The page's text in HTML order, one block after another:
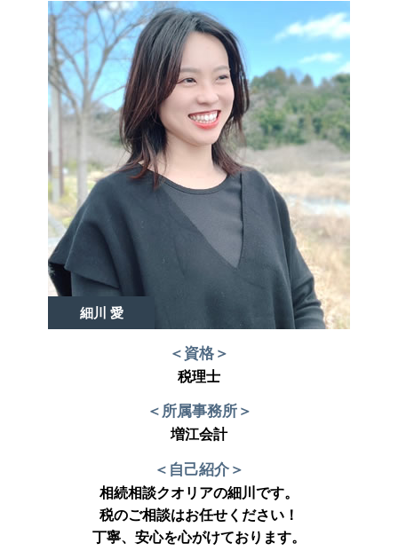
細川 愛
＜資格＞
税理士
＜所属事務所＞
増江会計
＜自己紹介＞
相続相談クオリアの細川です。
税のご相談はお任せください！
丁寧、安心を心がけております。